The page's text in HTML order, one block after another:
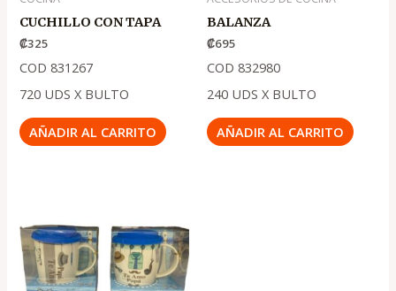
CUCHILLO CON TAPA
₡325
COD 831267
720 UDS X BULTO
AÑADIR AL CARRITO
BALANZA
₡695
COD 832980
240 UDS X BULTO
AÑADIR AL CARRITO